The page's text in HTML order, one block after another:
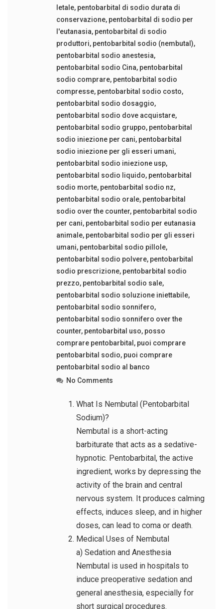
letale, pentobarbital di sodio durata di
conservazione, pentobarbital di sodio per
l'eutanasia, pentobarbital di sodio
produttori, pentobarbital sodio (nembutal),
pentobarbital sodio anestesia,
pentobarbital sodio Cina, pentobarbital
sodio comprare, pentobarbital sodio
compresse, pentobarbital sodio costo,
pentobarbital sodio dosaggio,
pentobarbital sodio dove acquistare,
pentobarbital sodio gruppo, pentobarbital
sodio iniezione per cani, pentobarbital
sodio iniezione per gli esseri umani,
pentobarbital sodio iniezione usp,
pentobarbital sodio liquido, pentobarbital
sodio morte, pentobarbital sodio nz,
pentobarbital sodio orale, pentobarbital
sodio over the counter, pentobarbital sodio
per cani, pentobarbital sodio per eutanasia
animale, pentobarbital sodio per gli esseri
umani, pentobarbital sodio pillole,
pentobarbital sodio polvere, pentobarbital
sodio prescrizione, pentobarbital sodio
prezzo, pentobarbital sodio sale,
pentobarbital sodio soluzione iniettabile,
pentobarbital sodio sonnifero,
pentobarbital sodio sonnifero over the
counter, pentobarbital uso, posso
comprare pentobarbital , puoi comprare
pentobarbital sodio, puoi comprare
pentobarbital sodio al banco
No Comments
What Is Nembutal (Pentobarbital
Sodium)?
Nembutal is a short-acting
barbiturate that acts as a sedative-
hypnotic. Pentobarbital, the active
ingredient, works by depressing the
activity of the brain and central
nervous system. It produces calming
effects, induces sleep, and in higher
doses, can lead to coma or death.
Medical Uses of Nembutal
a) Sedation and Anesthesia
Nembutal is used in hospitals to
induce preoperative sedation and
general anesthesia, especially for
short surgical procedures.